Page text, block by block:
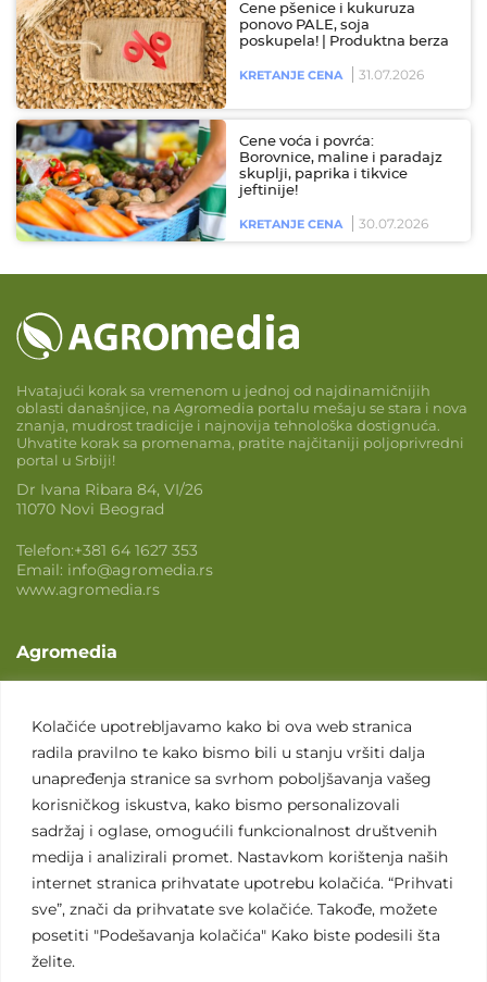
Kolačiće upotrebljavamo kako bi ova web stranica
radila pravilno te kako bismo bili u stanju vršiti dalja
unapređenja stranice sa svrhom poboljšavanja vašeg
korisničkog iskustva, kako bismo personalizovali
sadržaj i oglase, omogućili funkcionalnost društvenih
medija i analizirali promet. Nastavkom korištenja naših
internet stranica prihvatate upotrebu kolačića. “Prihvati
sve”, znači da prihvatate sve kolačiće. Takođe, možete
posetiti "Podešavanja kolačića" Kako biste podesili šta
želite.
Cene pšenice i kukuruza
ponovo PALE, soja
poskupela! | Produktna berza
KRETANJE CENA 31.07.2026
Cene voća i povrća:
Borovnice, maline i paradajz
skuplji, paprika i tikvice
jeftinije!
KRETANJE CENA 30.07.2026
Hvatajući korak sa vremenom u jednoj od najdinamičnijih
oblasti današnjice, na Agromedia portalu mešaju se stara i nova
znanja, mudrost tradicije i najnovija tehnološka dostignuća.
Uhvatite korak sa promenama, pratite najčitaniji poljoprivredni
portal u Srbiji!
Dr Ivana Ribara 84, VI/26
11070 Novi Beograd
Telefon:+381 64 1627 353
Email: info@agromedia.rs
www.agromedia.rs
Agromedia
Svet poljoprivrede
Marketing usluge
Tražimo saradnike
Kontakt
Kontakt